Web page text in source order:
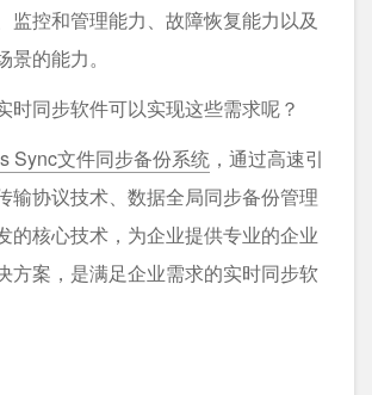
监控和管理能力、故障恢复能力以及
的能力。
时同步软件可以实现这些需求呢？
Sync⽂件同步备份系统 ，通过⾼速引
输协议技术、数据全局同步备份管理
的核⼼技术，为企业提供专业的企业
⽅案，是满足企业需求的实时同步软